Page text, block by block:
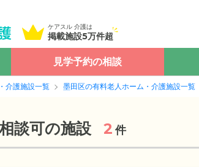
ケアスル 介護は
掲載施設5万件超
見学予約の相談
介護施設一覧 墨田区の有料老人ホーム・介護施設一覧
談可の施設 2 件